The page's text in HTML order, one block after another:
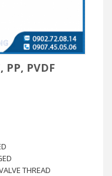
PP, PVDF
THREAD